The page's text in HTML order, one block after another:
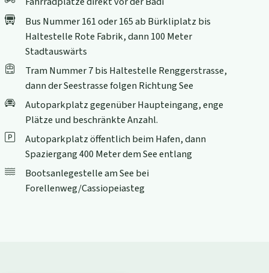
Bus Nummer 161 oder 165 ab Bürkliplatz bis
Haltestelle Rote Fabrik, dann 100 Meter
Stadtauswärts
Tram Nummer 7 bis Haltestelle Renggerstrasse,
dann der Seestrasse folgen Richtung See
Autoparkplatz gegenüber Haupteingang, enge
Plätze und beschränkte Anzahl.
Autoparkplatz öffentlich beim Hafen, dann
Spaziergang 400 Meter dem See entlang
Bootsanlegestelle am See bei
Forellenweg/Cassiopeiasteg